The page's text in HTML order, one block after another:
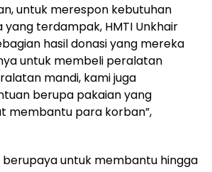
untuk merespon kebutuhan
terdampak, HMTI Unkhair
hasil donasi yang mereka
untuk membeli peralatan
mandi, kami juga
berupa pakaian yang
membantu para korban”,
berupaya untuk membantu hingga